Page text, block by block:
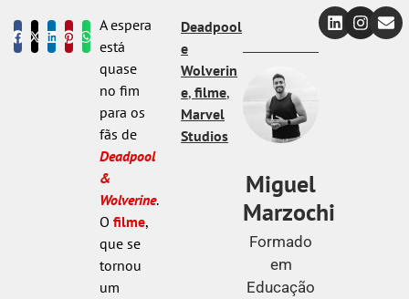
A espera
está
quase
no fim
para os
fãs de
Deadpool
&
Wolverine.
O filme,
que se
tornou
um
Deadpool
e
Wolverin
e,filme,
Marvel
Studios
Miguel
Marzochi
Formado
em
Educação